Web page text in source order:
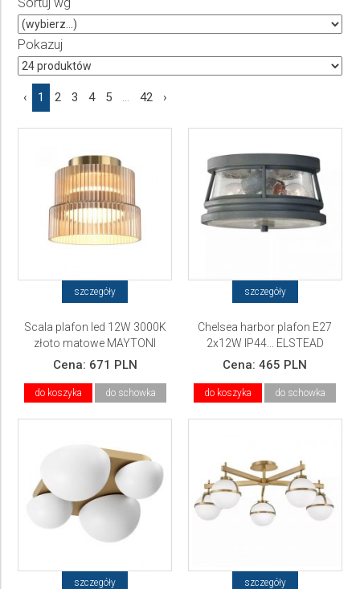
Producent
Wybierz producenta
Cena
Pokazuj
‹ 1 2 3 4 5 ... 42 ›
szczegóły
Scala plafon led 12W 3000K
złoto matowe MAYTONI
Cena: 671 PLN
do koszyka do schowka
szczegóły
Chelsea harbor plafon E27
2x12W IP44... ELSTEAD
Lighting
Cena:465 PLN
do koszyka do schowka
szczegóły szczegóły